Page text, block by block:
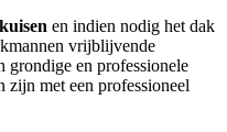
en indien nodig het dak
vrijblijvende
grondige en professionele
zijn met een professioneel